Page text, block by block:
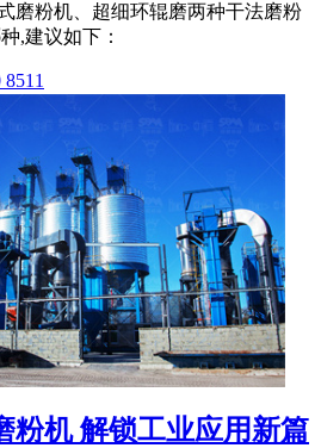
磨粉机、超细环辊磨两种干法磨粉
,建议如下：
粉机 解锁工业应用新篇